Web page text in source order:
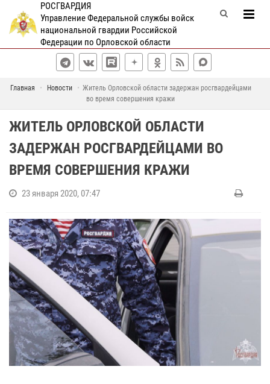
РОСГВАРДИЯ
Управление Федеральной службы войск
национальной гвардии Российской
Федерации по Орловской области
Главная Новости
Житель Орловской области задержан росгвардейцами
во время совершения кражи
ЖИТЕЛЬ ОРЛОВСКОЙ ОБЛАСТИ
ЗАДЕРЖАН РОСГВАРДЕЙЦАМИ ВО
ВРЕМЯ СОВЕРШЕНИЯ КРАЖИ
23 января 2020, 07:47